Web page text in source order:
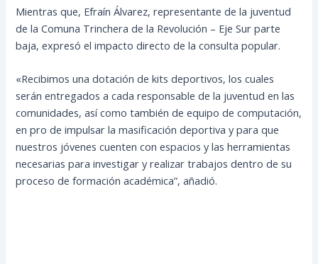
Mientras que, Efraín Álvarez, representante de la juventud
de la Comuna Trinchera de la Revolución – Eje Sur parte
baja, expresó el impacto directo de la consulta popular.
«Recibimos una dotación de kits deportivos, los cuales
serán entregados a cada responsable de la juventud en las
comunidades, así como también de equipo de computación,
en pro de impulsar la masificación deportiva y para que
nuestros jóvenes cuenten con espacios y las herramientas
necesarias para investigar y realizar trabajos dentro de su
proceso de formación académica”, añadió.